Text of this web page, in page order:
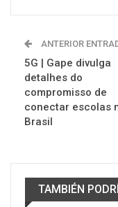
ANTERIOR
5G | Gape divulga
detalhes do
compromisso de
conectar escolas
Brasil
TAMBIÉN